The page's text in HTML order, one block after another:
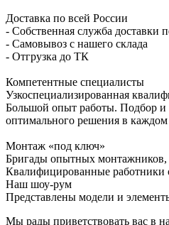
Доставка по всей России
- Собственная служба
- Самовывоз с нашего склада
- Отгрузка до ТК
Компетентные специалисты
Узкоспециализированная
Большой опыт работы. Подбор и
оптимального решения в каждом
Монтаж «под ключ»
Бригады опытных монтажников,
Квалифицированные работники
Наш шоу-рум
Представлены модели и
Мы рады приветствовать вас в